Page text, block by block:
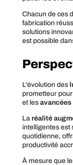
Chacun de ces
fabrication
solutions
est possible
L'évolution des
prometteur
et les
La réalité
intelligentes est
quotidienne,
productivité
À mesure que